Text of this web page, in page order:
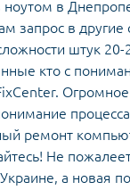
ноутом в
запрос в другие
штук 20-
кто с
Огромное
ремонт
Не
а новая